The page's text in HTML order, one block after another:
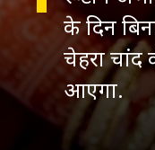
के दिन
चेहरा